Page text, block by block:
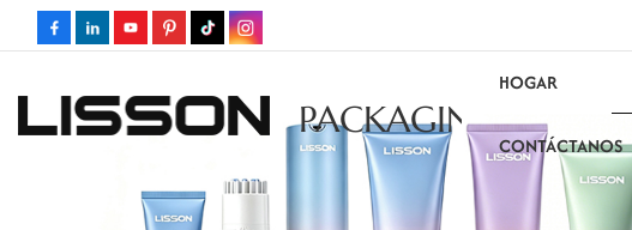
PACKAGING
HOGAR
CONTÁCTANOS